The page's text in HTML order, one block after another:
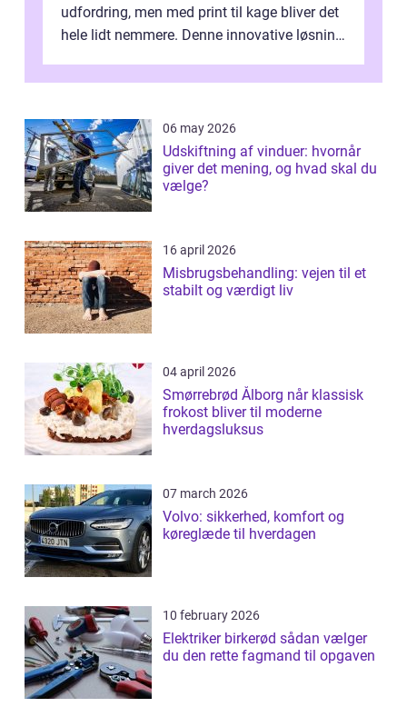
udfordring, men med print til kage bliver det
hele lidt nemmere. Denne innovative løsning
06 may 2026
Udskiftning af vinduer: hvornår
giver det mening, og hvad skal du
vælge?
16 april 2026
Misbrugsbehandling: vejen til et
stabilt og værdigt liv
04 april 2026
Smørrebrød Ålborg når klassisk
frokost bliver til moderne
hverdagsluksus
07 march 2026
Volvo: sikkerhed, komfort og
køreglæde til hverdagen
10 february 2026
Elektriker birkerød sådan vælger
du den rette fagmand til opgaven